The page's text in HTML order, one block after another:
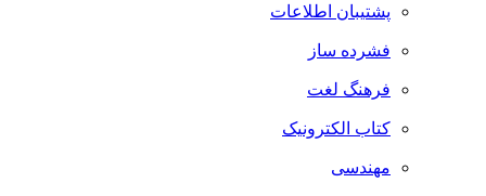
پشتیبان اطلاعات
فشرده ساز
فرهنگ لغت
کتاب الکترونیک
مهندسی